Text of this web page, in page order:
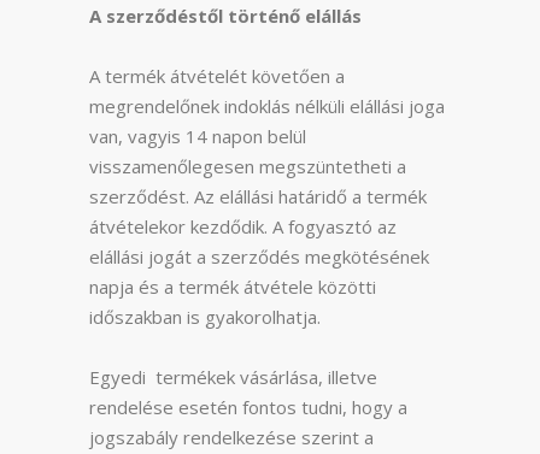
A szerződéstől történő elállás
A termék átvételét követően a
megrendelőnek indoklás nélküli elállási joga
van, vagyis 14 napon belül
visszamenőlegesen megszüntetheti a
szerződést. Az elállási határidő a termék
átvételekor kezdődik. A fogyasztó az
elállási jogát a szerződés megkötésének
napja és a termék átvétele közötti
időszakban is gyakorolhatja.
Egyedi termékek vásárlása, illetve
rendelése esetén fontos tudni, hogy a
jogszabály rendelkezése szerint a